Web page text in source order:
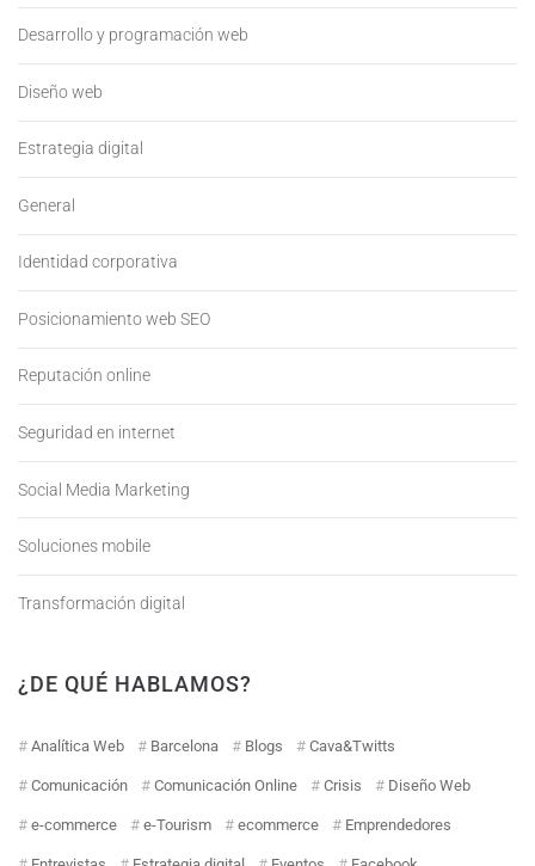
Desarrollo y programación web
Diseño web
Estrategia digital
General
Identidad corporativa
Posicionamiento web SEO
Reputación online
Seguridad en internet
Social Media Marketing
Soluciones mobile
Transformación digital
¿DE QUÉ HABLAMOS?
Analítica Web Barcelona Blogs Cava&Twitts
Comunicación Comunicación Online Crisis Diseño Web
e-commerce e-Tourism ecommerce Emprendedores